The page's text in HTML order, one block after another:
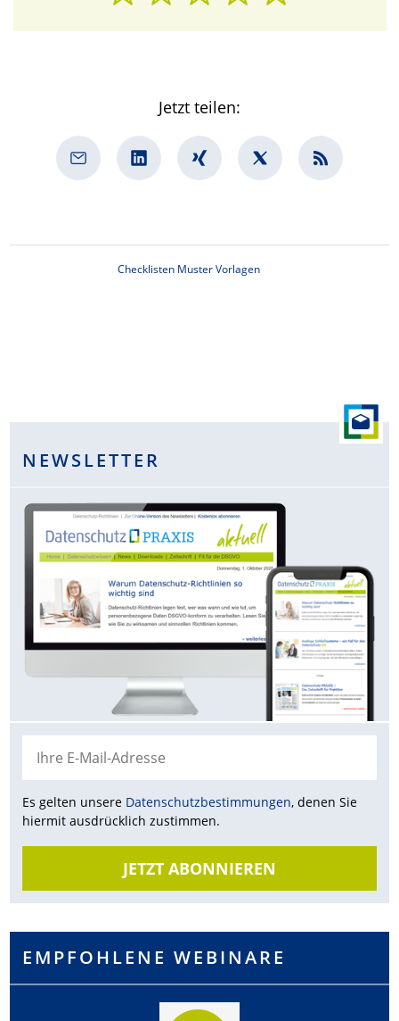
Jetzt teilen:
Checklisten Muster Vorlagen
NEWSLETTER
Es gelten unsere Datenschutz­bestimmungen, denen Sie
hiermit ausdrücklich zustimmen.
JETZT ABONNIEREN
EMPFOHLENE WEBINARE